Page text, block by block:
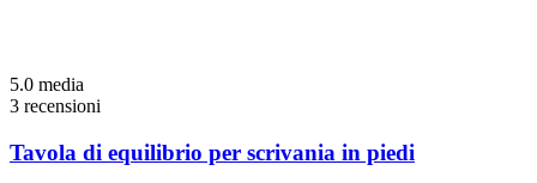
5.0 media
3 recensioni
Tavola di equilibrio per scrivania in piedi